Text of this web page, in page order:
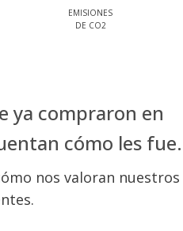
EMISIONES
DE CO2
ya compraron en
cómo les fue.
nos valoran nuestros